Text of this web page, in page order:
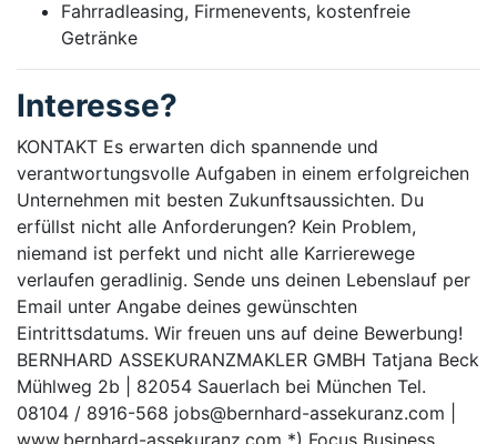
Fahrradleasing, Firmenevents, kostenfreie
Getränke
Interesse?
KONTAKT Es erwarten dich spannende und
verantwortungsvolle Aufgaben in einem erfolgreichen
Unternehmen mit besten Zukunftsaussichten. Du
erfüllst nicht alle Anforderungen? Kein Problem,
niemand ist perfekt und nicht alle Karrierewege
verlaufen geradlinig. Sende uns deinen Lebenslauf per
Email unter Angabe deines gewünschten
Eintrittsdatums. Wir freuen uns auf deine Bewerbung!
BERNHARD ASSEKURANZMAKLER GMBH Tatjana Beck
Mühlweg 2b | 82054 Sauerlach bei München Tel.
08104 / 8916-568 jobs@bernhard-assekuranz.com |
www.bernhard-assekuranz.com *) Focus Business